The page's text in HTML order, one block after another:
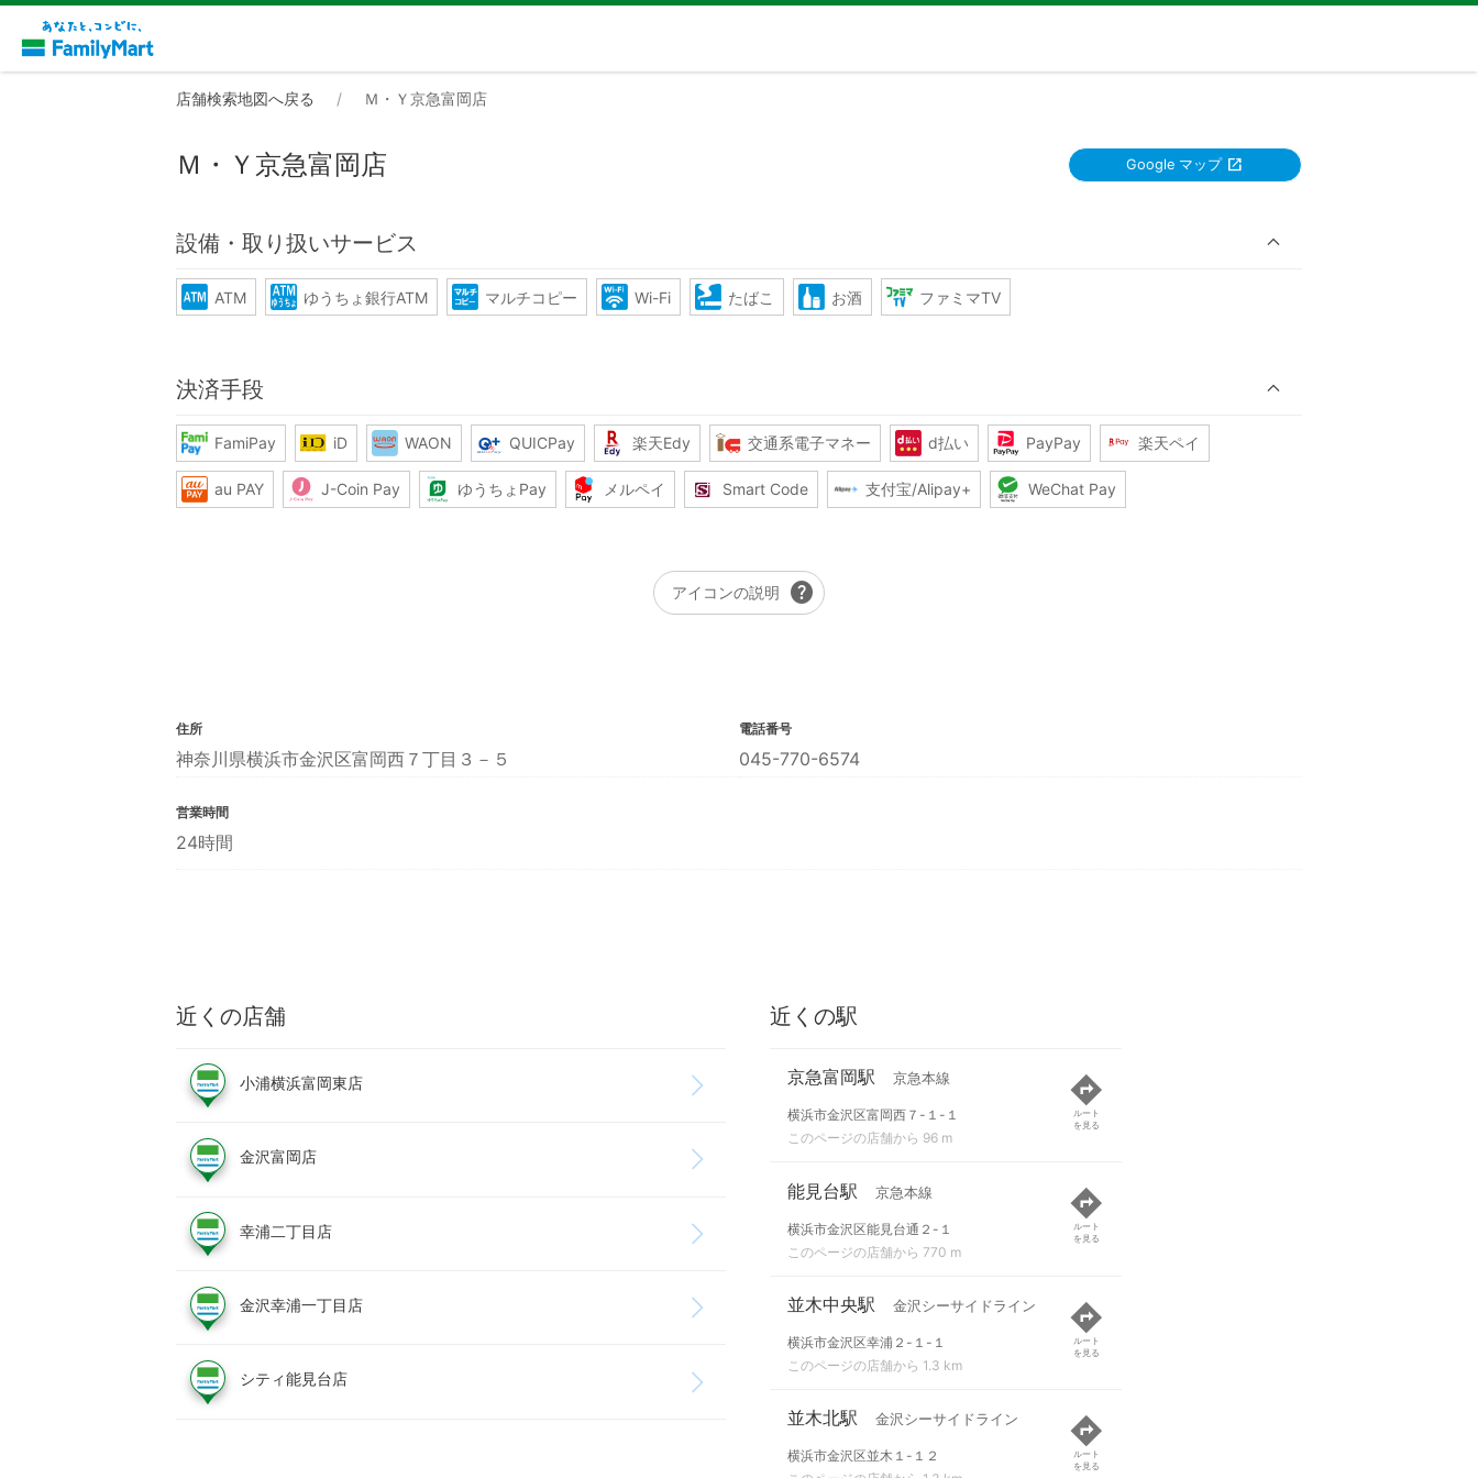
店舗検索地図へ戻る Ｍ・Ｙ京急富岡店
Ｍ・Ｙ京急富岡店 Google マップ
設備・取り扱いサービス
ATM ゆうちょ銀行ATM マルチコピー Wi-Fi たばこ お酒 ファミマTV
決済手段
FamiPay iD WAON QUICPay 楽天Edy 交通系電子マネー d払い PayPay 楽天ペイ
au PAY J-Coin Pay ゆうちょPay メルペイ Smart Code 支付宝/Alipay+ WeChat Pay
アイコンの説明 help
住所
神奈川県横浜市金沢区富岡西７丁目３－５
電話番号
045-770-6574
営業時間
24時間
近くの店舗
小浦横浜富岡東店
金沢富岡店
幸浦二丁目店
金沢幸浦一丁目店
シティ能見台店
近くの駅
京急富岡駅 京急本線
横浜市金沢区富岡西７-１-１
このページの店舗から 96 m
ルート
を見る
能見台駅 京急本線
横浜市金沢区能見台通２-１
このページの店舗から 770 m
ルート
を見る
並木中央駅 金沢シーサイドライン
横浜市金沢区幸浦２-１-１
このページの店舗から 1.3 km
ルート
を見る
並木北駅 金沢シーサイドライン
横浜市金沢区並木１-１２
ルート
を見る